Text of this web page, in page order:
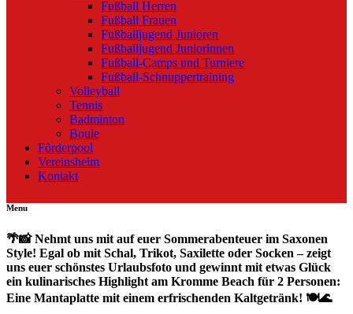
Fußball Herren
Fußball Frauen
Fußballjugend Junioren
Fußballjugend Juniorinnen
Fußball-Camps und Turniere
Fußball-Schnuppertraining
Volleyball
Tennis
Badminton
Boule
Förderpool
Vereinsheim
Kontakt
Menu
🌴📸 Nehmt uns mit auf euer Sommerabenteuer im Saxonen
Style! Egal ob mit Schal, Trikot, Saxilette oder Socken – zeigt
uns euer schönstes Urlaubsfoto und gewinnt mit etwas Glück
ein kulinarisches Highlight am Kromme Beach für 2 Personen:
Eine Mantaplatte mit einem erfrischenden Kaltgetränk! 🍽️🌊